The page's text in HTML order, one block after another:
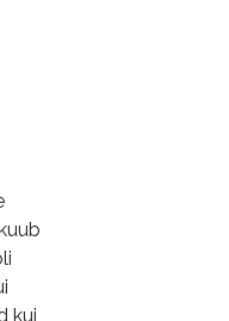
kui